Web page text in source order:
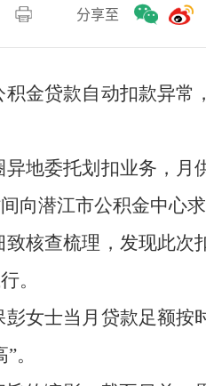
分享至
金贷款自动扣款异常
地委托划扣业务，月
向潜江市公积金中心求
核查梳理，发现此次
。
女士当月贷款足额按
。